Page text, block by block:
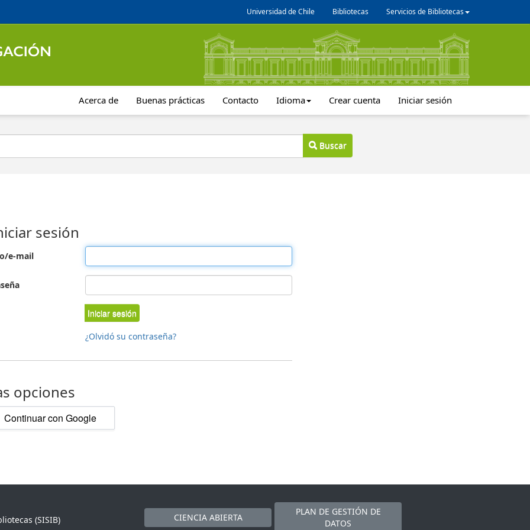
Universidad de Chile Bibliotecas Servicios de Bibliotecas
Acerca de Buenas prácticas Contacto Idioma Crear cuenta Iniciar sesión
Buscar
sesión
e-mail
Iniciar sesión
¿Olvidó su contraseña?
opciones
Continuar con Google
(SISIB)
CIENCIA ABIERTA
PLAN DE GESTIÓN DE
DATOS